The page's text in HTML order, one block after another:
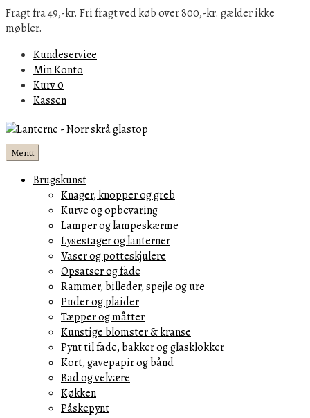
Fragt fra 49,-kr. Fri fragt ved køb over 800,-kr. gælder ikke
møbler.
Kundeservice
Min Konto
Kurv0
Kassen
Menu
Brugskunst
Knager, knopper og greb
Kurve og opbevaring
Lamper og lampeskærme
Lysestager og lanterner
Vaser og potteskjulere
Opsatser og fade
Rammer, billeder, spejle og ure
Puder og plaider
Tæpper og måtter
Kunstige blomster & kranse
Pynt til fade, bakker og glasklokker
Kort, gavepapir og bånd
Bad og velvære
Køkken
Påskepynt